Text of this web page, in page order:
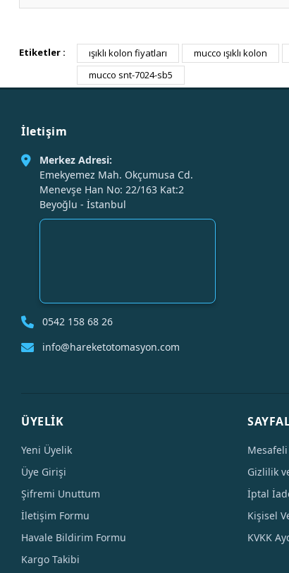
Etiketler : ışıklı kolon fiyatları mucco ışıklı kolon
mucco snt-7024-sb5
İletişim
Merkez Adresi:
Emekyemez Mah. Okçumusa Cd.
Menevşe Han No: 22/163 Kat:2
Beyoğlu - İstanbul
0542 158 68 26
info@hareketotomasyon.com
ÜYELİK
Yeni Üyelik
Üye Girişi
Şifremi Unuttum
İletişim Formu
Havale Bildirim Formu
Kargo Takibi
Mesafeli
Gizlilik
İptal
Kişisel
KVKK